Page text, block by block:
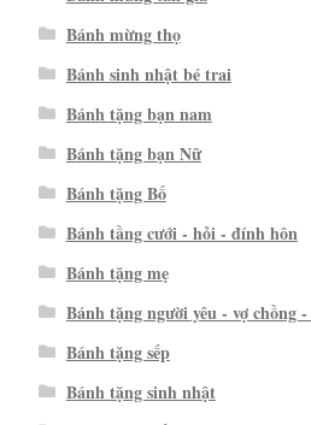
Bánh mừng thọ
Bánh sinh nhật bé trai
Bánh tặng bạn nam
Bánh tặng bạn Nữ
Bánh tặng Bố
Bánh tầng cưới - hỏi - đính hôn
Bánh tặng mẹ
Bánh tặng người yêu - vợ chồng
Bánh tặng sếp
Bánh tặng sinh nhật